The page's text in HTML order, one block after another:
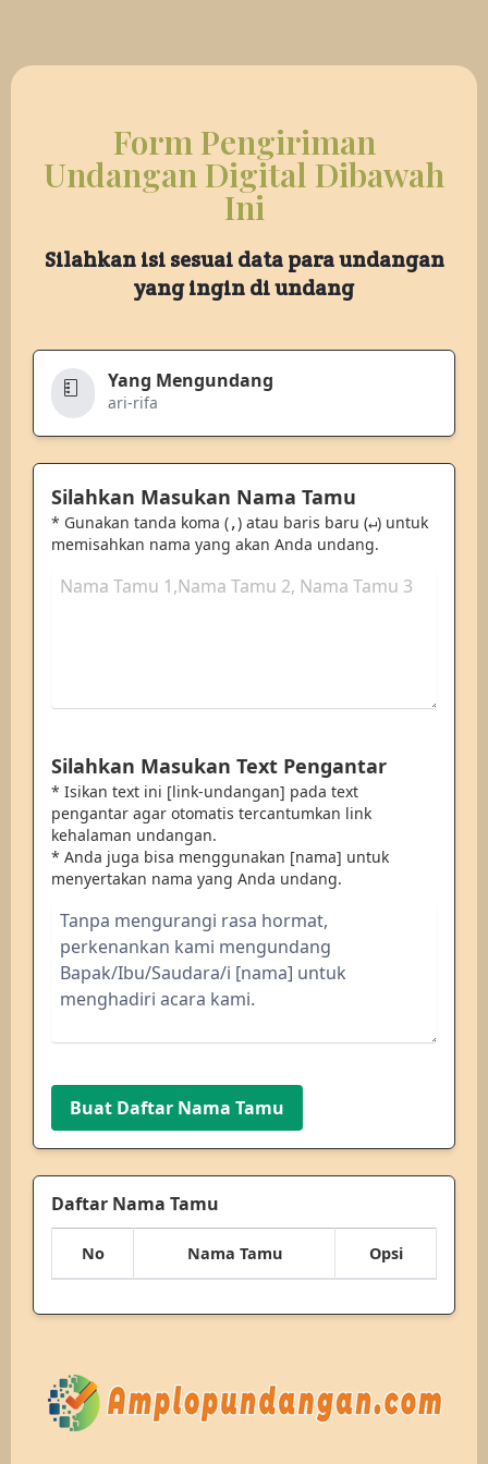
Form Pengiriman
Undangan Digital Dibawah
Ini
Silahkan isi sesuai data para undangan
yang ingin di undang
Yang Mengundang
ari-rifa
Silahkan Masukan Nama Tamu
* Gunakan tanda koma (,) atau baris baru (↵) untuk
memisahkan nama yang akan Anda undang.
Silahkan Masukan Text Pengantar
* Isikan text ini [link-undangan] pada text
pengantar agar otomatis tercantumkan link
kehalaman undangan.
* Anda juga bisa menggunakan [nama] untuk
menyertakan nama yang Anda undang.
Buat Daftar Nama Tamu
Daftar Nama Tamu
No Nama Tamu Opsi